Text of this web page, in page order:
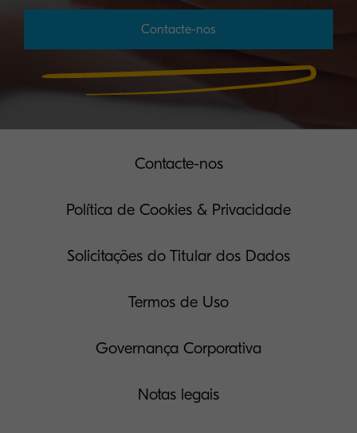
Contacte-nos
Contacte-nos
Política de Cookies & Privacidade
Solicitações do Titular dos Dados
Termos de Uso
Governança Corporativa
Notas legais